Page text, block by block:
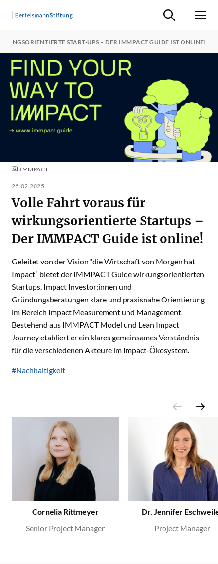
Suche ein-/
START-UPS – DER IMMPACT GUIDE IST ONLINE!
IMMPACT
25.02.2025
Volle Fahrt voraus für
wirkungsorientierte Startups –
Der IMMPACT Guide ist online!
Geleitet von der Vision “die Wirtschaft von Morgen hat
Impact” bietet der IMMPACT Guide wirkungsorientierten
Startups, Impact Investor:innen und
Gründungsberatungen klare und praxisnahe Orientierung
im Bereich Impact Measurement und Management.
Bestehend aus IMMPACT Model und Lean Impact
Journey etabliert er ein klares gemeinsames Verständnis
für die verschiedenen Akteure im Impact-Ökosystem.
#Nachhaltigkeit
Cornelia Rittmeyer
Senior Project Manager
Dr. Jennifer
Project Manager